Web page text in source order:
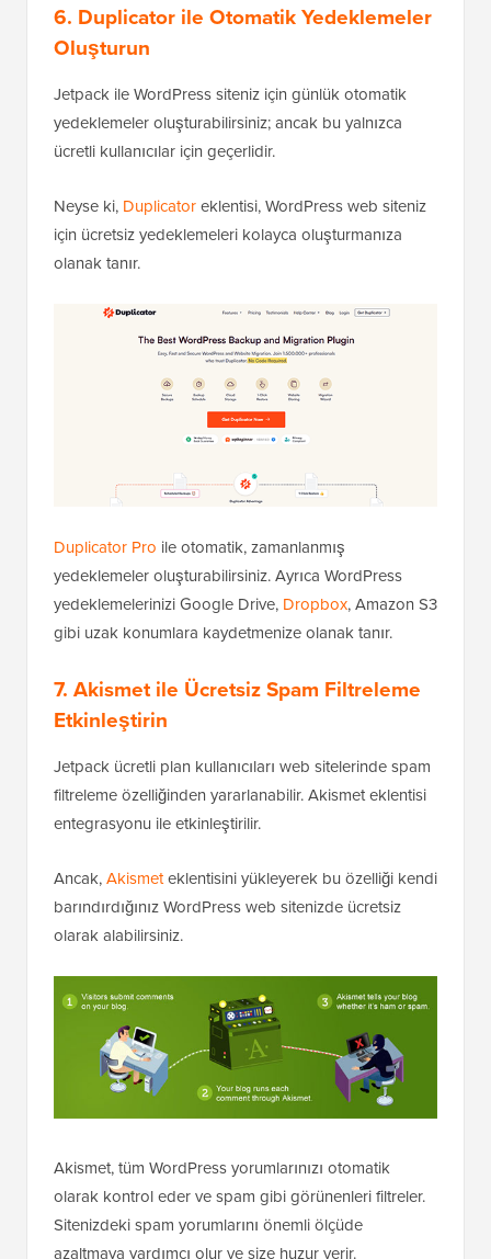
6. Duplicator ile Otomatik Yedeklemeler
Oluşturun
Jetpack ile WordPress siteniz için günlük otomatik
yedeklemeler oluşturabilirsiniz; ancak bu yalnızca
ücretli kullanıcılar için geçerlidir.
Neyse ki, Duplicatoreklentisi, WordPress web siteniz
için ücretsiz yedeklemeleri kolayca oluşturmanıza
olanak tanır.
Duplicator Pro ile otomatik, zamanlanmış
yedeklemeler oluşturabilirsiniz. Ayrıca WordPress
yedeklemelerinizi Google Drive, Dropbox, Amazon S3
gibi uzak konumlara kaydetmenize olanak tanır.
7. Akismet ile Ücretsiz Spam Filtreleme
Etkinleştirin
Jetpack ücretli plan kullanıcıları web sitelerinde spam
filtreleme özelliğinden yararlanabilir. Akismet eklentisi
entegrasyonu ile etkinleştirilir.
Ancak,Akismeteklentisini yükleyerek bu özelliği kendi
barındırdığınız WordPress web sitenizde ücretsiz
olarak alabilirsiniz.
Akismet, tüm WordPress yorumlarınızı otomatik
olarak kontrol eder ve spam gibi görünenleri filtreler.
Sitenizdeki spam yorumlarını önemli ölçüde
azaltmaya yardımcı olur ve size huzur verir.